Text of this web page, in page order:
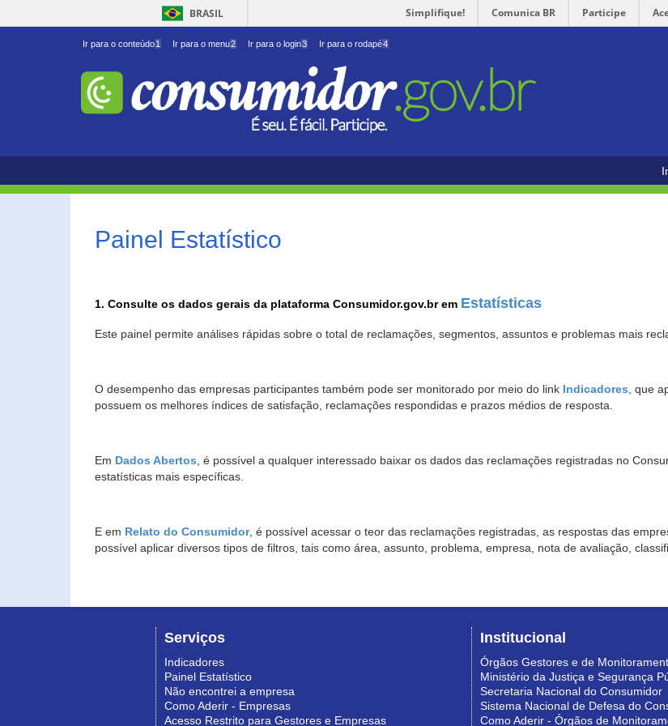
BRASIL Simplifique! Comunica BR Participe
Ir para o conteúdo1 Ir para o menu2 Ir para o login3 Ir para o rodapé4
Painel Estatístico
1. Consulte os dados gerais da plataforma Consumidor.gov.br em Estatísticas
Este painel permite análises rápidas sobre o total de reclamações, segmentos, assuntos e problemas mais
O desempenho das empresas participantes também pode ser monitorado por meio do link Indicadores, que
possuem os melhores índices de satisfação, reclamações respondidas e prazos médios de resposta.
Em Dados Abertos, é possível a qualquer interessado baixar os dados das reclamações registradas no
estatísticas mais específicas.
E em Relato do Consumidor, é possível acessar o teor das reclamações registradas, as respostas das
possível aplicar diversos tipos de filtros, tais como área, assunto, problema, empresa, nota de avaliação,
Serviços
Indicadores
Painel Estatístico
Não encontrei a empresa
Como Aderir - Empresas
Acesso Restrito para Gestores e Empresas
Institucional
Órgãos Gestores e de
Ministério da Justiça e Segurança
Secretaria Nacional do Consumidor
Sistema Nacional de Defesa do
Como Aderir - Órgãos de